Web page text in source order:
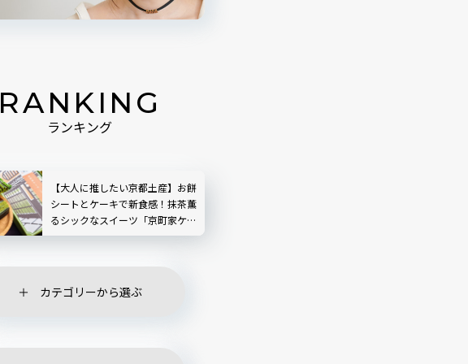
RANKING
ランキング
【大人に推したい京都土産】お餅
シートとケーキで新食感！抹茶薫
るシックなスイーツ「京町家ケー
キ」実食レポ
カテゴリーから選ぶ